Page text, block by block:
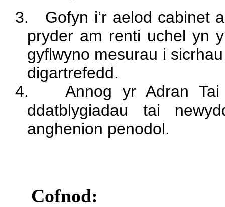
3.
Gofyn i’r aelod cabinet
pryder am renti uchel yn
gyflwyno mesurau i
digartrefedd.
4.
Annog yr Adran
ddatblygiadau tai
anghenion penodol.
Cofnod: